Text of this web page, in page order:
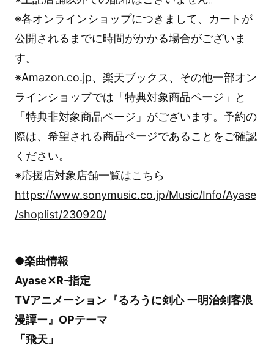
※各オンラインショップにつきまして、カートが
公開されるまでに時間がかかる場合がございま
す。
※Amazon.co.jp、楽天ブックス、その他一部オン
ラインショップでは「特典対象商品ページ」と
「特典非対象商品ページ」がございます。予約の
際は、希望される商品ページであることをご確認
ください。
※応援店対象店舗一覧はこちら
https://www.sonymusic.co.jp/Music/Info/Ayase
/shoplist/230920/
●楽曲情報
Ayase✕R-指定
TVアニメーション『るろうに剣心 ー明治剣客浪
漫譚ー』OPテーマ
「飛天」